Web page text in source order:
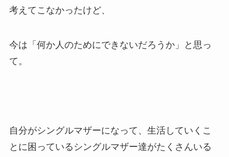
考えてこなかったけど、
今は「何か人のためにできないだろうか」と思っ
て。
自分がシングルマザーになって、生活していくこ
とに困っているシングルマザー達がたくさんいる